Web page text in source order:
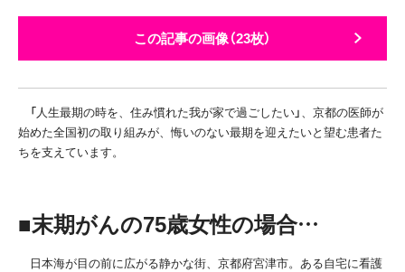
この記事の画像（23枚）
「人生最期の時を、住み慣れた我が家で過ごしたい」、京都の医師が
始めた全国初の取り組みが、悔いのない最期を迎えたいと望む患者た
ちを支えています。
■末期がんの75歳女性の場合…
日本海が目の前に広がる静かな街、京都府宮津市。ある自宅に看護